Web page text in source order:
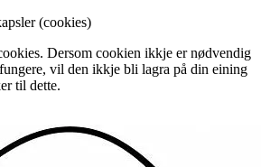
(cookies)
Dersom cookien ikkje er nødvendig
vil den ikkje bli lagra på din eining
til dette.